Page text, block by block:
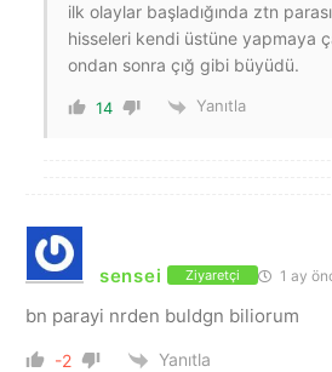
ilk olaylar başladığında ztn
hisseleri kendi üstüne yapmaya
ondan sonra çığ gibi büyüdü.
14 Yanıtla
sensei Ziyaretçi 1 ay
bn parayi nrden buldgn biliorum
-2 Yanıtla